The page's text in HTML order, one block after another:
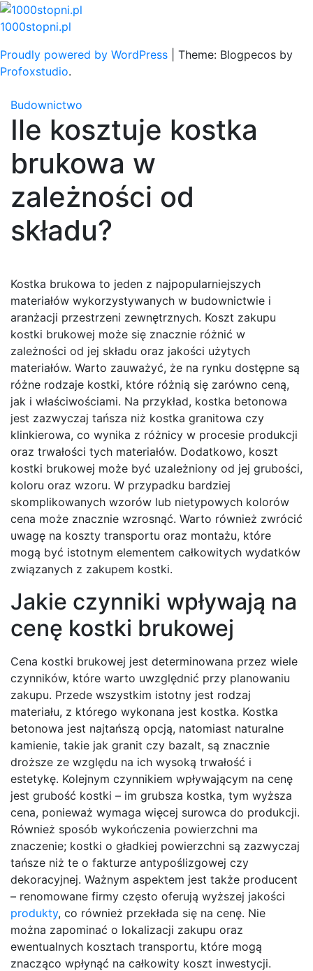
Skip
to
1000stopni.pl
Proudly powered by WordPress
Theme: Blogpecos by
Profoxstudio.
Budownictwo
Ile kosztuje kostka
brukowa w
zależności od
składu?
Kostka brukowa to jeden z najpopularniejszych
materiałów wykorzystywanych w budownictwie i
aranżacji przestrzeni zewnętrznych. Koszt zakupu
kostki brukowej może się znacznie różnić w
zależności od jej składu oraz jakości użytych
materiałów. Warto zauważyć, że na rynku dostępne są
różne rodzaje kostki, które różnią się zarówno ceną,
jak i właściwościami. Na przykład, kostka betonowa
jest zazwyczaj tańsza niż kostka granitowa czy
klinkierowa, co wynika z różnicy w procesie produkcji
oraz trwałości tych materiałów. Dodatkowo, koszt
kostki brukowej może być uzależniony od jej grubości,
koloru oraz wzoru. W przypadku bardziej
skomplikowanych wzorów lub nietypowych kolorów
cena może znacznie wzrosnąć. Warto również zwrócić
uwagę na koszty transportu oraz montażu, które
mogą być istotnym elementem całkowitych wydatków
związanych z zakupem kostki.
Jakie czynniki wpływają na
cenę kostki brukowej
Cena kostki brukowej jest determinowana przez wiele
czynników, które warto uwzględnić przy planowaniu
zakupu. Przede wszystkim istotny jest rodzaj
materiału, z którego wykonana jest kostka. Kostka
betonowa jest najtańszą opcją, natomiast naturalne
kamienie, takie jak granit czy bazalt, są znacznie
droższe ze względu na ich wysoką trwałość i
estetykę. Kolejnym czynnikiem wpływającym na cenę
jest grubość kostki – im grubsza kostka, tym wyższa
cena, ponieważ wymaga więcej surowca do produkcji.
Również sposób wykończenia powierzchni ma
znaczenie; kostki o gładkiej powierzchni są zazwyczaj
tańsze niż te o fakturze antypoślizgowej czy
dekoracyjnej. Ważnym aspektem jest także producent
– renomowane firmy często oferują wyższej jakości
produkty, co również przekłada się na cenę. Nie
można zapominać o lokalizacji zakupu oraz
ewentualnych kosztach transportu, które mogą
znacząco wpłynąć na całkowity koszt inwestycji.